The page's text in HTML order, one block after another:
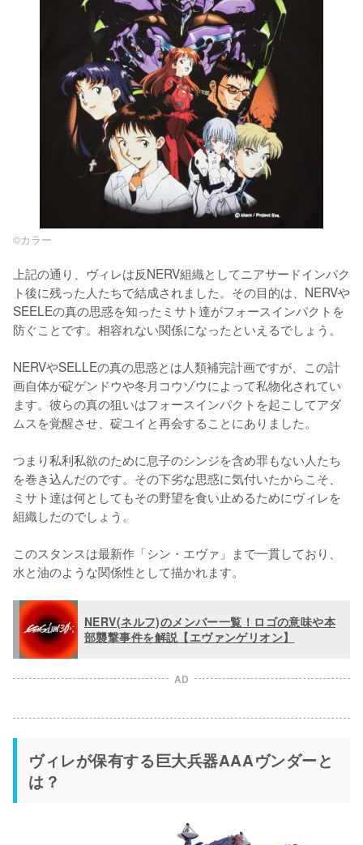
©カラー
上記の通り、ヴィレは反NERV組織としてニアサードインパク
ト後に残った人たちで結成されました。その目的は、NERVや
SEELEの真の思惑を知ったミサト達がフォースインパクトを
防ぐことです。相容れない関係になったといえるでしょう。
NERVやSELLEの真の思惑とは人類補完計画ですが、この計
画自体が碇ゲンドウや冬月コウゾウによって私物化されてい
ます。彼らの真の狙いはフォースインパクトを起こしてアダ
ムスを覚醒させ、碇ユイと再会することにありました。
つまり私利私欲のために息子のシンジを含め罪もない人たち
を巻き込んだのです。その下劣な思惑に気付いたからこそ、
ミサト達は何としてもその野望を食い止めるためにヴィレを
組織したのでしょう。
このスタンスは最新作「シン・エヴァ」まで一貫しており、
水と油のような関係性として描かれます。
NERV(ネルフ)のメンバー一覧！ロゴの意味や本
部襲撃事件を解説【エヴァンゲリオン】
AD
ヴィレが保有する巨大兵器AAAヴンダーと
は？